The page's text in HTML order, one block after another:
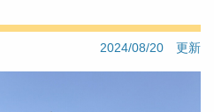
2024/08/20 更新